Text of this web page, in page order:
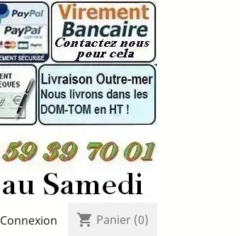
Connexion shopping_cart Panier (0)